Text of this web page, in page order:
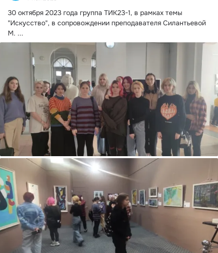
30 октября 2023 года группа ТИК23-1, в рамках темы
"Искусство", в сопровождении преподавателя Силантьевой
М. ...